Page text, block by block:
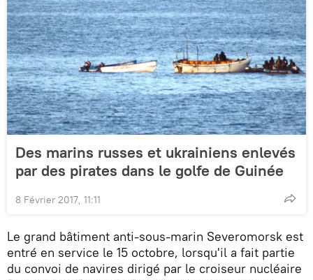
Des marins russes et ukrainiens enlevés
par des pirates dans le golfe de Guinée
8 Février 2017, 11:11
Le grand bâtiment anti-sous-marin Severomorsk est
entré en service le 15 octobre, lorsqu'il a fait partie
du convoi de navires dirigé par le croiseur nucléaire